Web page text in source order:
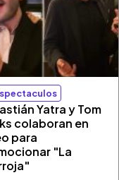
Yatra y Tom
colaboran en
para
"La